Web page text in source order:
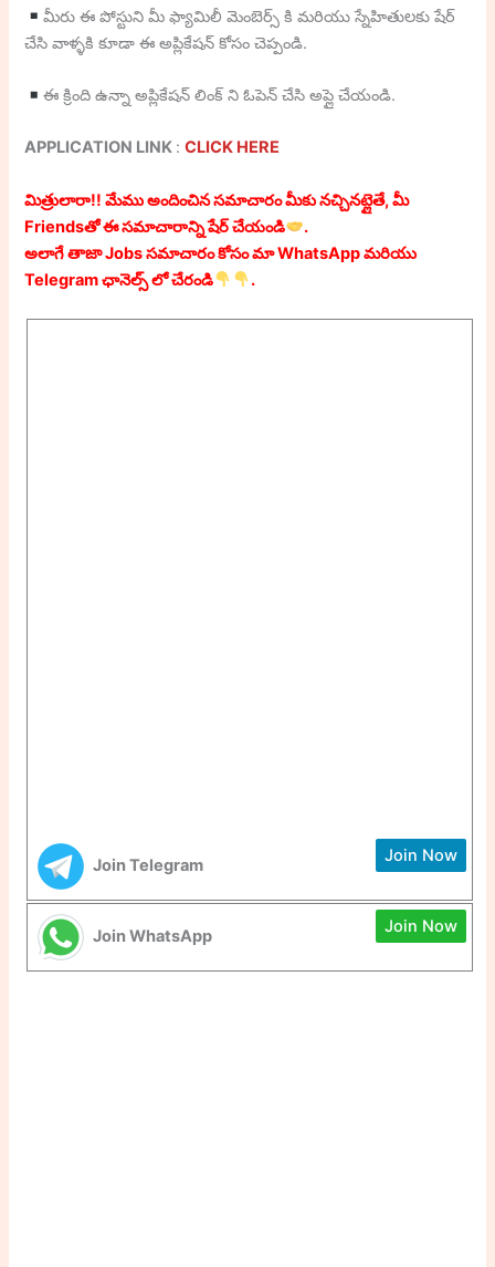
మీరు ఈ పోస్టుని మీ ఫ్యామిలీ మెంబెర్స్ కి మరియు స్నేహితులకు షేర్
చేసి వాళ్ళకి కూడా ఈ అప్లికేషన్ కోసం చెప్పండి.
ఈ క్రింది ఉన్నా అప్లికేషన్ లింక్ ని ఓపెన్ చేసి అప్లై చేయండి.
APPLICATION LINK :CLICK HERE
మిత్రులారా!! మేము అందించిన సమాచారం మీకు నచ్చినట్లైతే, మీ
Friendsతో ఈ సమాచారాన్ని షేర్ చేయండి
.
అలాగే తాజా Jobs సమాచారం కోసం మా WhatsApp మరియు
Telegram ఛానెల్స్ లో చేరండి
.
Join Telegram Join Now
Join WhatsApp Join Now